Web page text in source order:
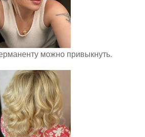
можно привыкнуть.